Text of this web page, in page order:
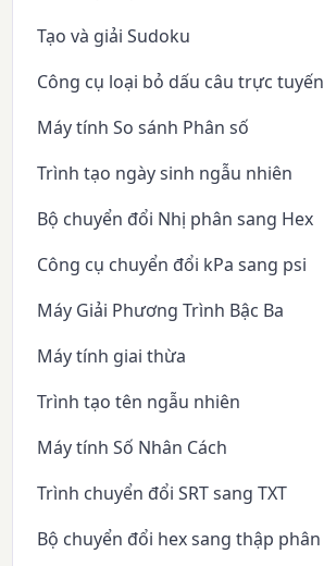
Tạo và giải Sudoku
Công cụ loại bỏ dấu câu trực tuyến
Máy tính So sánh Phân số
Trình tạo ngày sinh ngẫu nhiên
Bộ chuyển đổi Nhị phân sang Hex
Công cụ chuyển đổi kPa sang psi
Máy Giải Phương Trình Bậc Ba
Máy tính giai thừa
Trình tạo tên ngẫu nhiên
Máy tính Số Nhân Cách
Trình chuyển đổi SRT sang TXT
Bộ chuyển đổi hex sang thập phân